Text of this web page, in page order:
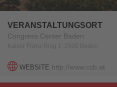
VERANSTALTUNGSORT
Congress Center Baden
WEBSITE http://www.ccb.at